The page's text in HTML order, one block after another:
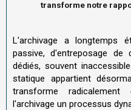
transforme notre
L'archivage a longtemps
passive, d'entreposage de
dédiés, souvent
statique appartient
transforme
l'archivage un processus